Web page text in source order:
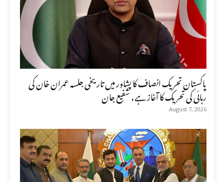
پاکستان تحریک انصاف کا پشاور میں تاریخی جلسہ عمران خان کی
رہائی کی تحریک کا آغاز ہے، شفیع جان
August 7, 2026